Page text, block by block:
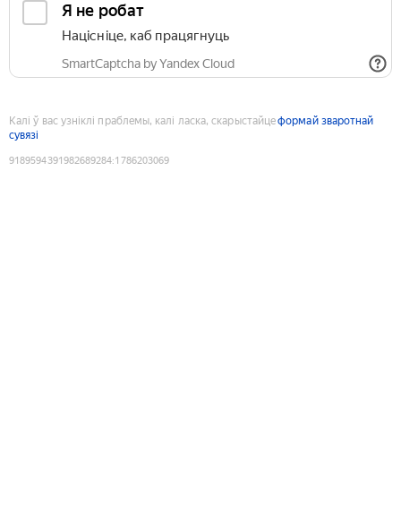
Я не робат
Націсніце, каб працягнуць
SmartCaptcha by Yandex Cloud
Калі ў вас узніклі праблемы, калі ласка, скарыстайцеформай зваротнай
сувязі
9189594391982689284:1786203069